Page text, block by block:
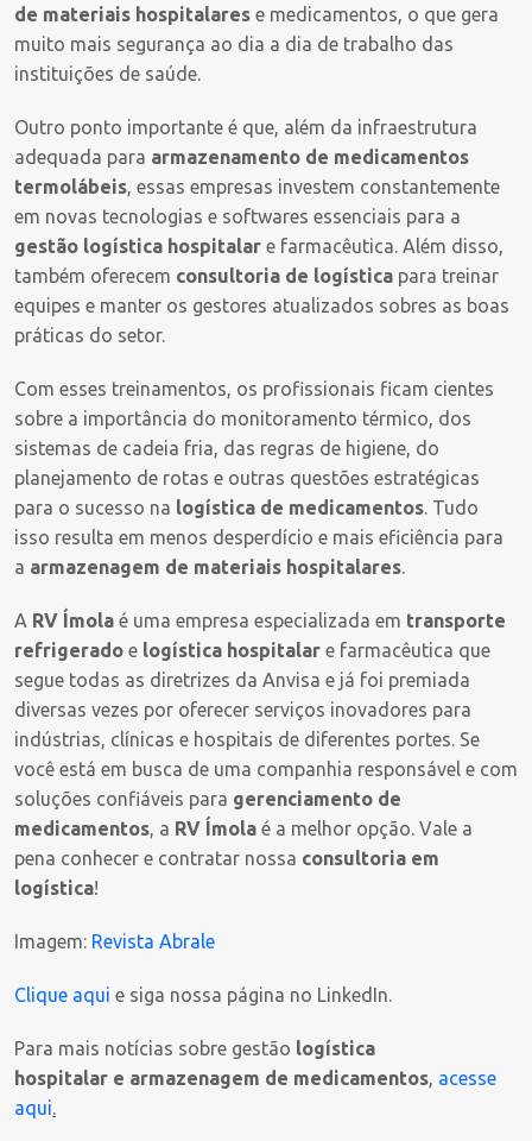
de materiais hospitalares e medicamentos, o que gera
muito mais segurança ao dia a dia de trabalho das
instituições de saúde.
Outro ponto importante é que, além da infraestrutura
adequada para armazenamento de medicamentos
termolábeis, essas empresas investem constantemente
em novas tecnologias e softwares essenciais para a
gestão logística hospitalar e farmacêutica. Além disso,
também oferecem consultoria de logística para treinar
equipes e manter os gestores atualizados sobres as boas
práticas do setor.
Com esses treinamentos, os profissionais ficam cientes
sobre a importância do monitoramento térmico, dos
sistemas de cadeia fria, das regras de higiene, do
planejamento de rotas e outras questões estratégicas
para o sucesso na logística de medicamentos. Tudo
isso resulta em menos desperdício e mais eficiência para
a armazenagem de materiais hospitalares.
A RV Ímola é uma empresa especializada em transporte
refrigerado e logística hospitalar e farmacêutica que
segue todas as diretrizes da Anvisa e já foi premiada
diversas vezes por oferecer serviços inovadores para
indústrias, clínicas e hospitais de diferentes portes. Se
você está em busca de uma companhia responsável e com
soluções confiáveis para gerenciamento de
medicamentos, a RV Ímola é a melhor opção. Vale a
pena conhecer e contratar nossa consultoria em
logística!
Imagem: Revista Abrale
Clique aqui e siga nossa página no LinkedIn.
Para mais notícias sobre gestão logística
hospitalar e armazenagem de medicamentos, acesse
aqui.